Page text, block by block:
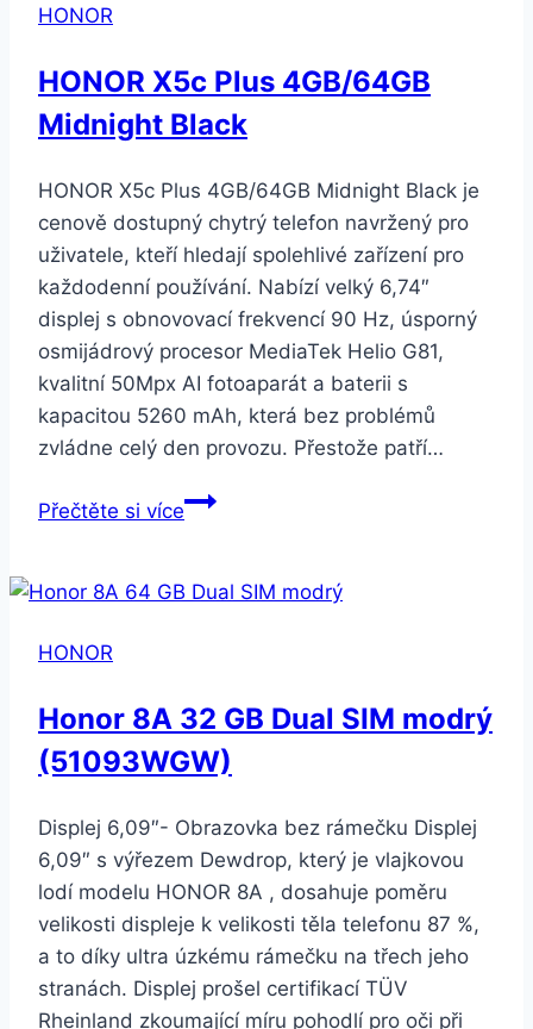
HONOR
HONOR X5c Plus 4GB/64GB
Midnight Black
HONOR X5c Plus 4GB/64GB Midnight Black je
cenově dostupný chytrý telefon navržený pro
uživatele, kteří hledají spolehlivé zařízení pro
každodenní používání. Nabízí velký 6,74″
displej s obnovovací frekvencí 90 Hz, úsporný
osmijádrový procesor MediaTek Helio G81,
kvalitní 50Mpx AI fotoaparát a baterii s
kapacitou 5260 mAh, která bez problémů
zvládne celý den provozu. Přestože patří…
Přečtěte si víceHONOR
4GB/64GB
HONOR
Honor 8A 32 GB Dual SIM modrý
(51093WGW)
Displej 6,09″- Obrazovka bez rámečku Displej
6,09″ s výřezem Dewdrop, který je vlajkovou
lodí modelu HONOR 8A , dosahuje poměru
velikosti displeje k velikosti těla telefonu 87 %,
a to díky ultra úzkému rámečku na třech jeho
stranách. Displej prošel certifikací TÜV
Rheinland zkoumající míru pohodlí pro oči při